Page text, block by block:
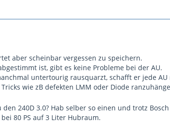
aber scheinbar vergessen zu speichern.
ist, gibt es keine Probleme bei der AU.
untertourig rausquarzt, schafft er jede
wie zB defekten LMM oder Diode
den 240D 3.0? Hab selber so einen und trotz
80 PS auf 3 Liter Hubraum.